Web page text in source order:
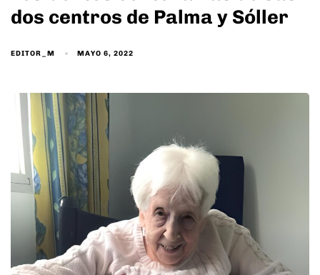
dos centros de Palma y Sóller
EDITOR_M MAYO 6, 2022